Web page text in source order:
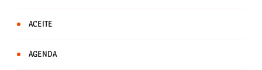
ACEITE
AGENDA